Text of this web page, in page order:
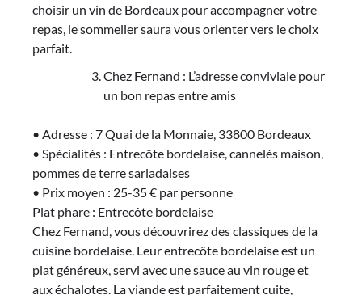
choisir un vin de Bordeaux pour accompagner votre
repas, le sommelier saura vous orienter vers le choix
parfait.
Chez Fernand : L’adresse conviviale pour
un bon repas entre amis
• Adresse : 7 Quai de la Monnaie, 33800 Bordeaux
• Spécialités : Entrecôte bordelaise, cannelés maison,
pommes de terre sarladaises
• Prix moyen : 25-35 € par personne
Plat phare : Entrecôte bordelaise
Chez Fernand, vous découvrirez des classiques de la
cuisine bordelaise. Leur entrecôte bordelaise est un
plat généreux, servi avec une sauce au vin rouge et
aux échalotes. La viande est parfaitement cuite,